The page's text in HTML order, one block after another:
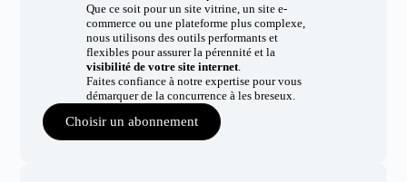
Que ce soit pour un site vitrine, un site e-
commerce ou une plateforme plus complexe,
nous utilisons des outils performants et
flexibles pour assurer la pérennité et la
visibilité de votre site internet.
Faites confiance à notre expertise pour vous
démarquer de la concurrence à les breseux.
Choisir un abonnement